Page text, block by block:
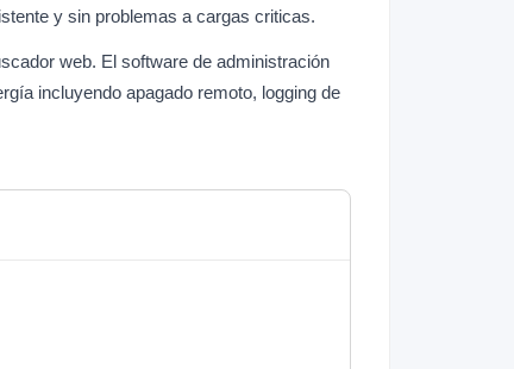
y sin problemas a cargas criticas.
web. El software de administración
incluyendo apagado remoto, logging de